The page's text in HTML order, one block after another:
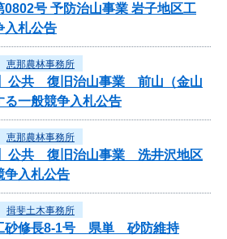
0802号 予防治山事業 岩子地区工
入札公告
恵那農林事務所
】公共 復旧治山事業 前山（金山
る一般競争入札公告
恵那農林事務所
】公共 復旧治山事業 洗井沢地区
争入札公告
揖斐土木事務所
砂修長8-1号 県単 砂防維持